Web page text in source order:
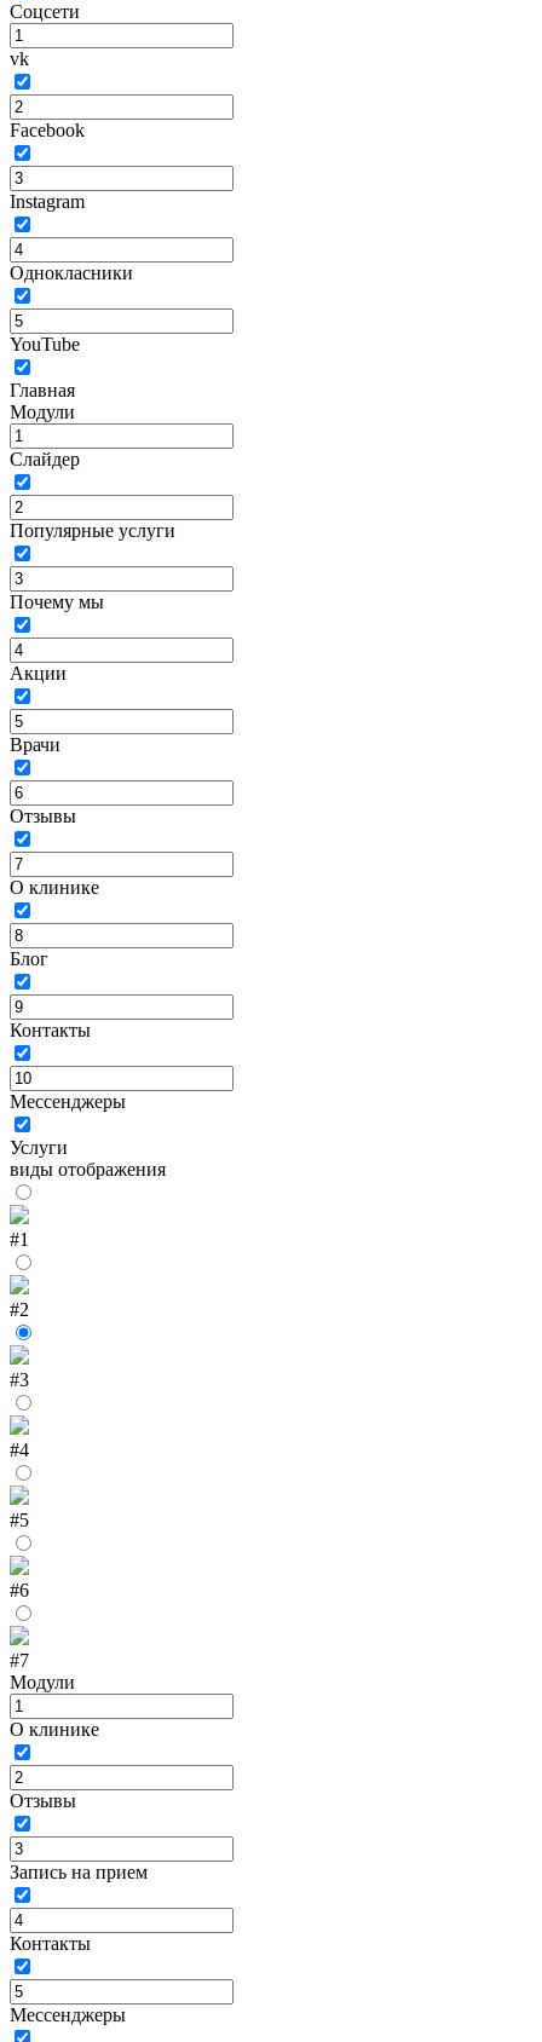
Соцсети
vk
Facebook
Instagram
Однокласники
YouTube
Главная
Модули
Слайдер
Популярные услуги
Почему мы
Акции
Врачи
Отзывы
О клинике
Блог
Контакты
Мессенджеры
Услуги
виды отображения
#1
#2
#3
#4
#5
#6
#7
Модули
О клинике
Отзывы
Запись на прием
Контакты
Мессенджеры